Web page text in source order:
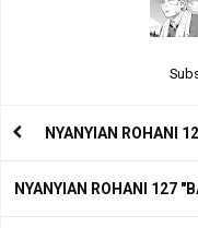
NYANYIAN ROHANI
NYANYIAN ROHANI 127